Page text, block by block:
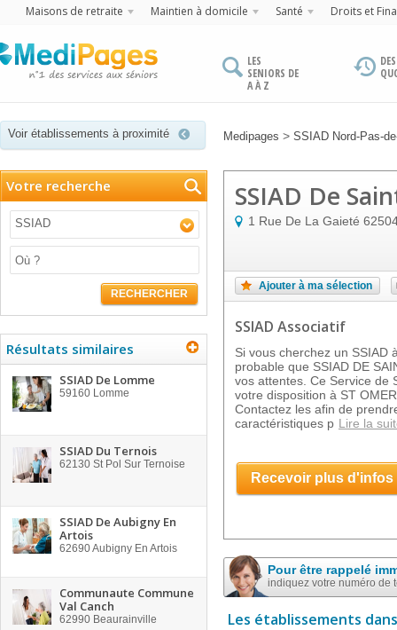
Maisons de retraite Maintien à domicile Santé Droits et
LES
SENIORS DE
A À Z
Voir établissements à proximité Medipages > SSIAD Nord-Pas-
Votre recherche
SSIAD
RECHERCHER
Résultats similaires
SSIAD De Lomme
59160 Lomme
SSIAD Du Ternois
62130 St Pol Sur Ternoise
SSIAD De Aubigny En
Artois
62690Aubigny En Artois
Communaute Commune
Val Canch
62990 Beaurainville
SSIAD De
1 Rue De La Gaieté
Ajouter à ma sélection
SSIAD Associatif
Si vous cherchez un SSIAD
probable que SSIAD DE
vos attentes. Ce Service de
votre disposition à ST
Contactez les afin de
caractéristiques p Lire la
Recevoir plus d'infos
Pour être rappelé
indiquez votre numéro de
Les établissements